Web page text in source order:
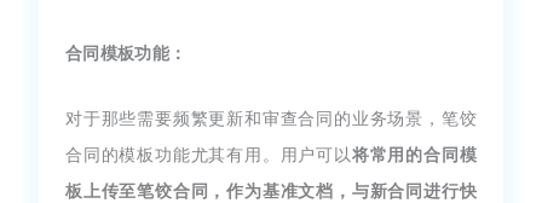
合同模板功能：
对于那些需要频繁更新和审查合同的业务场景，笔饺
合同的模板功能尤其有用。用户可以将常用的合同模
板上传至笔饺合同，作为基准文档，与新合同进行快